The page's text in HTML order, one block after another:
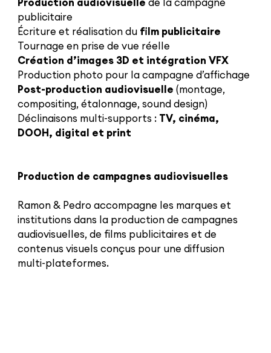
Production audiovisuelle de la campagne
publicitaire
Écriture et réalisation du film publicitaire
Tournage en prise de vue réelle
Création d’images 3D et intégration VFX
Production photo pour la campagne d’affichage
Post-production audiovisuelle (montage,
compositing, étalonnage, sound design)
Déclinaisons multi-supports : TV, cinéma,
DOOH, digital et print
Production de campagnes audiovisuelles
Ramon & Pedro accompagne les marques et
institutions dans la production de campagnes
audiovisuelles, de films publicitaires et de
contenus visuels conçus pour une diffusion
multi-plateformes.